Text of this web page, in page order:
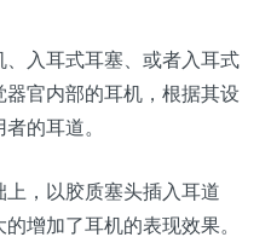
入耳式耳塞、或者入耳式
官内部的耳机，根据其设
的耳道。
，以胶质塞头插入耳道
增加了耳机的表现效果。